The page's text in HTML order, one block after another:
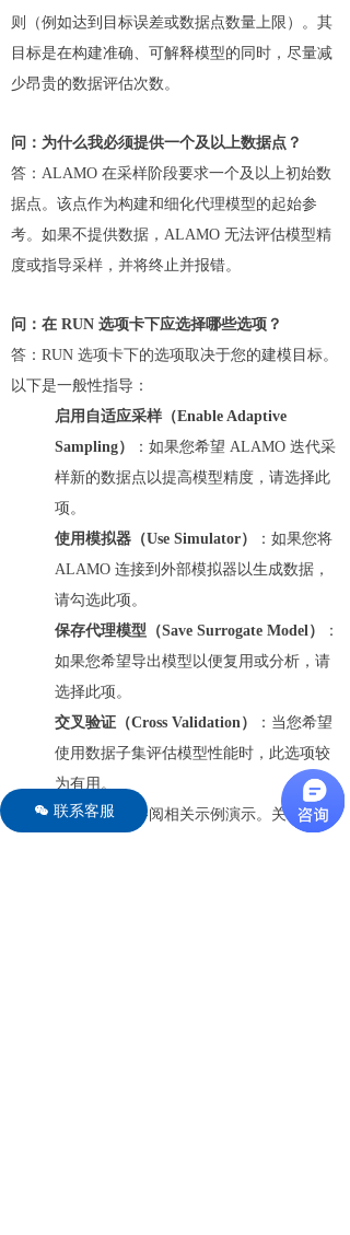
则（例如达到目标误差或数据点数量上限）。其
目标是在构建准确、可解释模型的同时，尽量减
少昂贵的数据评估次数。
问：为什么我必须提供一个及以上数据点？
答：ALAMO 在采样阶段要求一个及以上初始数
据点。该点作为构建和细化代理模型的起始参
考。如果不提供数据，ALAMO 无法评估模型精
度或指导采样，并将终止并报错。
问：在 RUN 选项卡下应选择哪些选项？
答：RUN 选项卡下的选项取决于您的建模目标。
以下是一般性指导：
启用自适应采样（Enable Adaptive
Sampling）
：如果您希望 ALAMO 迭代采
样新的数据点以提高模型精度，请选择此
项。
使用模拟器（Use Simulator）
：如果您将
ALAMO 连接到外部模拟器以生成数据，
请勾选此项。
保存代理模型（Save Surrogate Model）
：
如果您希望导出模型以便复用或分析，请
选择此项。
交叉验证（Cross Validation）
：当您希望
使用数据子集评估模型性能时，此选项较
为有用。
有关详细配置，请参阅相关示例演示。关于所有
너 联系客服